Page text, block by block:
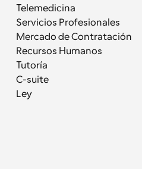
Telemedicina
Servicios Profesionales
Mercado de Contratación
Recursos Humanos
Tutoría
C-suite
Ley